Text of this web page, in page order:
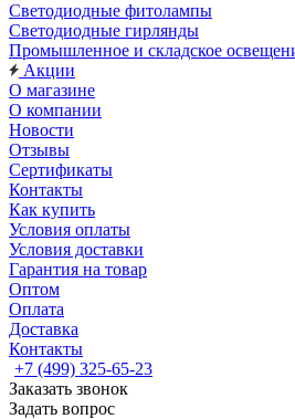
Светодиодные фитолампы
Светодиодные гирлянды
Промышленное и складское
Акции
О магазине
О компании
Новости
Отзывы
Сертификаты
Контакты
Как купить
Условия оплаты
Условия доставки
Гарантия на товар
Оптом
Оплата
Доставка
Контакты
+7 (499) 325-65-23
Заказать звонок
Задать вопрос